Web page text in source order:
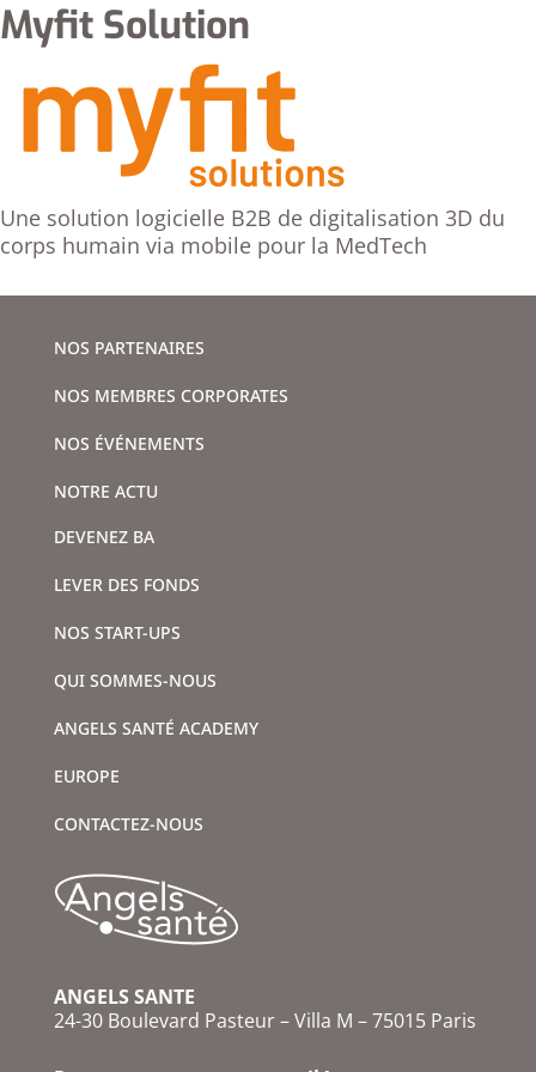
Myfit Solution
Une solution logicielle B2B de digitalisation 3D du
corps humain via mobile pour la MedTech
NOS PARTENAIRES
NOS MEMBRES CORPORATES
NOS ÉVÉNEMENTS
NOTRE ACTU
DEVENEZ BA
LEVER DES FONDS
NOS START-UPS
QUI SOMMES-NOUS
ANGELS SANTÉ ACADEMY
EUROPE
CONTACTEZ-NOUS
ANGELS SANTE
24-30 Boulevard Pasteur – Villa M – 75015 Paris